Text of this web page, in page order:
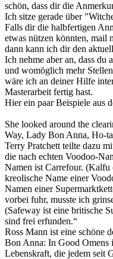
schön, dass dir die
Ich sitze gerade über
Falls dir die halbfertigen
etwas nützen könnten, mail
dann kann ich dir den
Ich nehme aber an, dass du
und womöglich mehr
wäre ich an deiner Hilfe
Masterarbeit fertig hast.
Hier ein paar Beispiele aus
She looked around the
Way, Lady Bon Anna, Ho-
Terry Pratchett teilte dazu
die nach echten Voodoo-
Namen ist Carrefour. (Kalfu
kreolische Name einer
Namen einer
vorbei fuhr, musste ich
(Safeway ist eine britische
sind frei erfunden.“
Ross Mann ist eine schöne
Bon Anna: In Good Omens
Lebenskraft, die jedem seit